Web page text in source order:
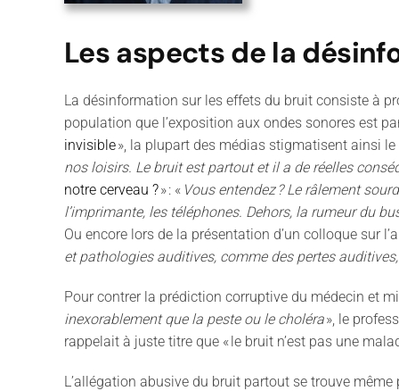
Les aspects de la
La désinformation sur les effets du bruit consiste à
population que l’exposition aux ondes sonores est
invisible», la plupart des médias stigmatisent ainsi
nos loisirs. Le bruit est partout et il a de réelles
notre cerveau ?» : « Vous entendez?Le râlement
l’imprimante, les téléphones. Dehors, la rumeur du
Ou encore lors de la présentation d’un colloque sur l’
et pathologies auditives, comme des pertes
Pour contrer la prédiction corruptive du médecin et
inexorablement que la peste ou le choléra», le
rappelait à juste titre que «le bruit n’est pas une
L’allégation abusive du bruit partout se trouve même